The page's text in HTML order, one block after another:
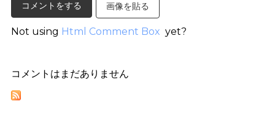
画像を貼る
Not using Html Comment Box yet?
コメントはまだありません